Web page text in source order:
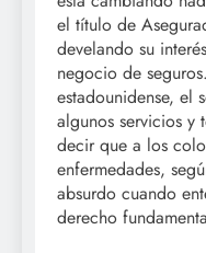
el título de
develando su
negocio de
estadounidense, el
algunos servicios y
decir que a los
enfermedades,
absurdo cuando
derecho